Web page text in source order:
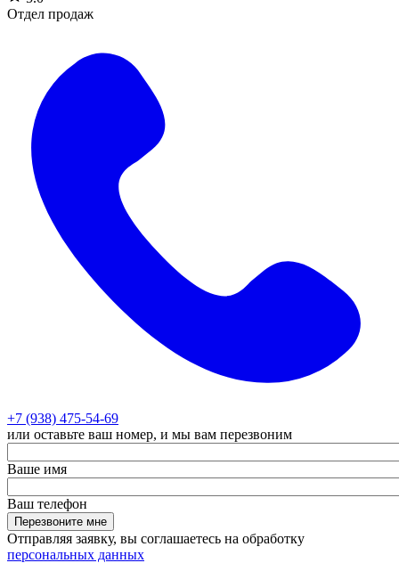
Отдел продаж
+7 (938) 475-54-69
или оставьте ваш номер, и мы вам перезвоним
Ваше имя
Ваш телефон
Перезвоните мне
Отправляя заявку, вы соглашаетесь на обработку
персональных данных